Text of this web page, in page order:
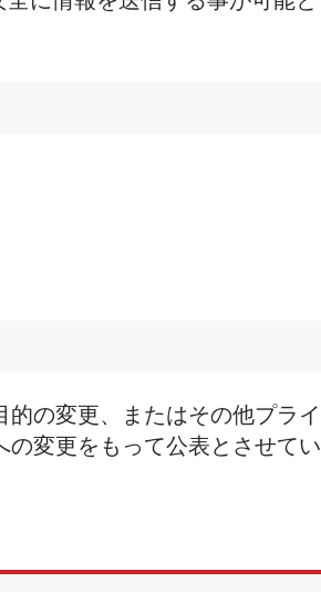
の変更、またはその他プライ
変更をもって公表とさせてい